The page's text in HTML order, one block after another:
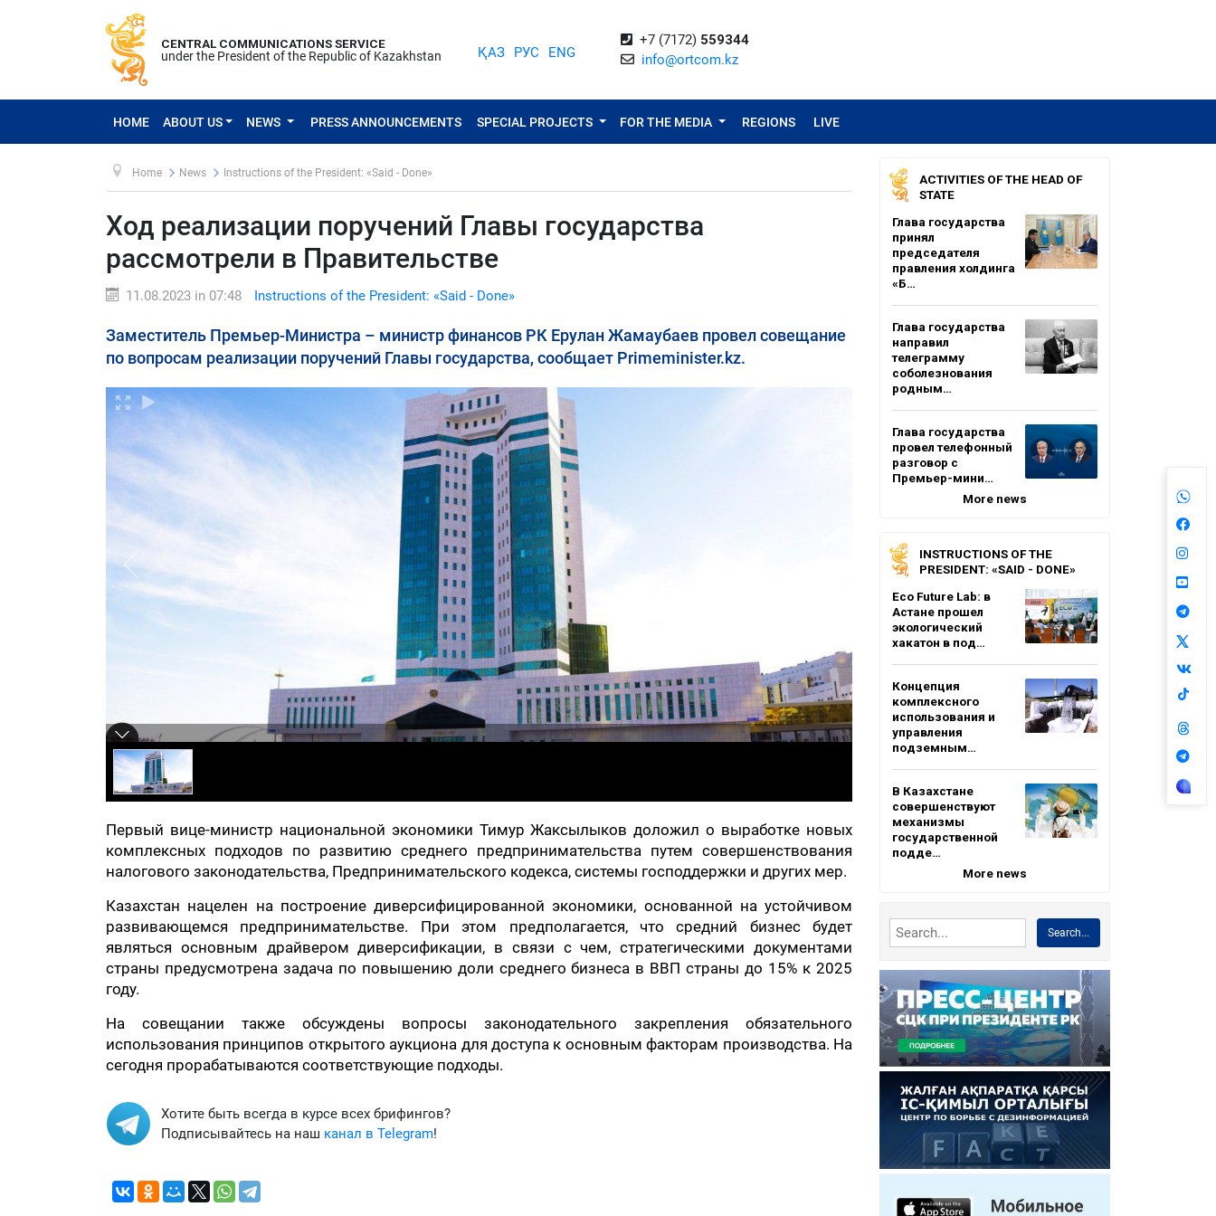
CENTRAL COMMUNICATIONS SERVICE
under the President of the Republic of Kazakhstan
ҚАЗ РУС ENG
+7 (7172) 559344
info@ortcom.kz
HOME ABOUT US NEWS PRESS ANNOUNCEMENTS SPECIAL PROJECTS FOR THE MEDIA REGIONS LIVE
Home News Instructions of the President: «Said - Done»
Ход реализации поручений Главы государства
рассмотрели в Правительстве
11.08.2023 in 07:48 Instructions of the President: «Said - Done»
Заместитель Премьер-Министра – министр финансов РК Ерулан Жамаубаев провел совещание
по вопросам реализации поручений Главы государства, сообщает Primeminister.kz.
Первый вице-министр национальной экономики Тимур Жаксылыков доложил о выработке новых
комплексных подходов по развитию среднего предпринимательства путем совершенствования
налогового законодательства, Предпринимательского кодекса, системы господдержки и других мер.
Казахстан нацелен на построение диверсифицированной экономики, основанной на устойчивом
развивающемся предпринимательстве. При этом предполагается, что средний бизнес будет
являться основным драйвером диверсификации, в связи с чем, стратегическими документами
страны предусмотрена задача по повышению доли среднего бизнеса в ВВП страны до 15% к 2025
году.
На совещании также обсуждены вопросы законодательного закрепления обязательного
использования принципов открытого аукциона для доступа к основным факторам производства. На
сегодня прорабатываются соответствующие подходы.
Хотите быть всегда в курсе всех брифингов?
Подписывайтесь на наш канал в Telegram!
ACTIVITIES OF THE HEAD OF
STATE
Глава государства
принял
председателя
правления холдинга
«Б…
Глава государства
направил
телеграмму
соболезнования
родным…
Глава государства
провел телефонный
разговор с
Премьер-мини…
More news
INSTRUCTIONS OF THE
PRESIDENT: «SAID - DONE»
Eco Future Lab: в
Астане прошел
экологический
хакатон в под…
Концепция
комплексного
использования и
управления
подземным…
В Казахстане
совершенствуют
механизмы
государственной
подде…
More news
Search...